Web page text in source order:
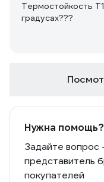
Термостойкость
градусах???
Нужна помощь?
Задайте вопрос
представитель
покупателей